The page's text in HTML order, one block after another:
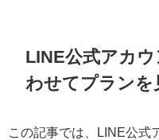
LINE公式アカ
わせてプランを
この記事では、LINE公式